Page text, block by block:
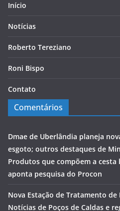
Início
Notícias
Roberto Tereziano
Roni Bispo
Contato
Comentários
Dmae de Uberlândia planeja
esgoto; outros destaques de
Produtos que compõem a cesta
aponta pesquisa do Procon
Nova Estação de Tratamento
Notícias de Poços de Caldas e